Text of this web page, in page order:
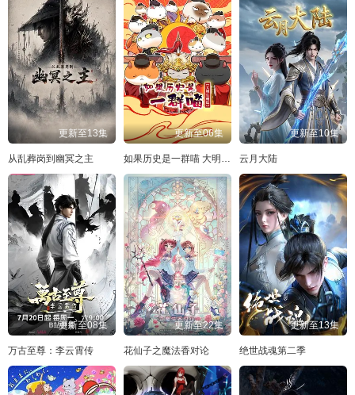
更新至13集
从乱葬岗到幽冥之主
更新至06集 更新至10集
云月大陆
更新至08集
万古至尊：李云霄传
更新至22集
花仙子之魔法香对论
更新至13集
绝世战魂第二季